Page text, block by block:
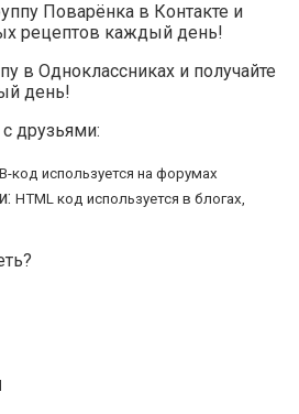
Поварёнка в Контакте и
рецептов каждый день!
в Одноклассниках и получайте
день!
друзьями:
код используется на форумах
HTML код используется в блогах,